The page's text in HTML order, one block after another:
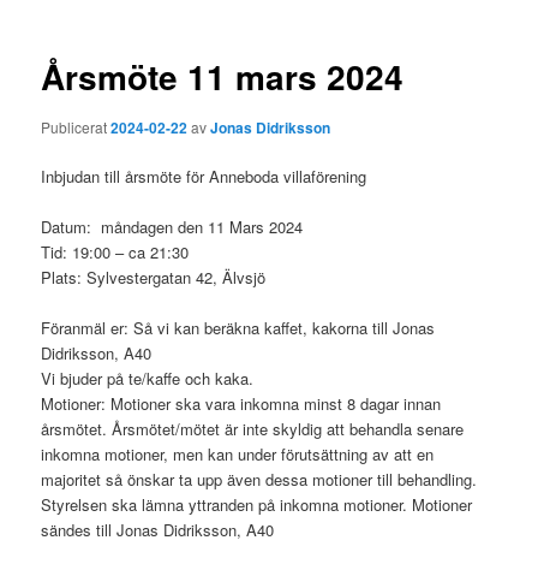
Årsmöte 11 mars 2024
Publicerat2024-02-22avJonas Didriksson
Inbjudan till årsmöte för Anneboda villaförening
Datum: måndagen den 11 Mars 2024
Tid: 19:00 – ca 21:30
Plats: Sylvestergatan 42, Älvsjö
Föranmäl er: Så vi kan beräkna kaffet, kakorna till Jonas
Didriksson, A40
Vi bjuder på te/kaffe och kaka.
Motioner: Motioner ska vara inkomna minst 8 dagar innan
årsmötet. Årsmötet/mötet är inte skyldig att behandla senare
inkomna motioner, men kan under förutsättning av att en
majoritet så önskar ta upp även dessa motioner till behandling.
Styrelsen ska lämna yttranden på inkomna motioner. Motioner
sändes till Jonas Didriksson, A40